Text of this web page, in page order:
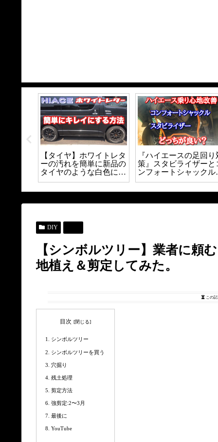
【タイヤ】ホワイトレタ
ーの汚れを簡単に新品の
タイヤのような白色にす
る方法｜
『ハイエースの足回り
策』スタビライザーと
ンフォートシャックル
てどっちが良いの？？
DIY
【シンボルツリー】業者に頼
地植え＆剪定してみた。
この
目次
シンボルツリー
シンボルツリーを買う
穴掘り
残土処理
剪定方法
強剪定:2〜3月
最後に
YouTube